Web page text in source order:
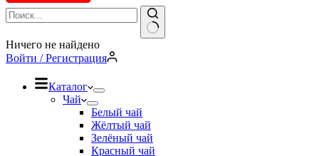
Ничего не найдено
Войти / Регистрация
Каталог
Чай
Белый чай
Жёлтый чай
Зелёный чай
Красный чай